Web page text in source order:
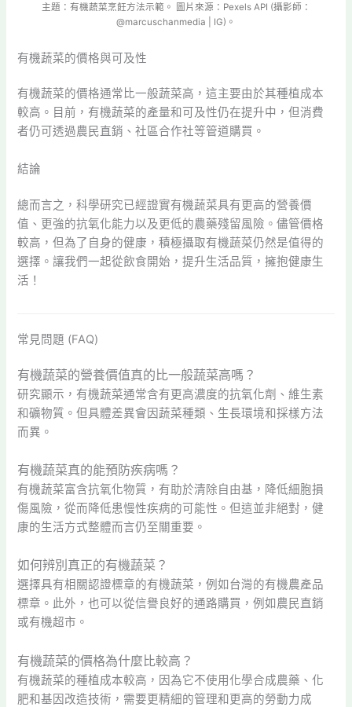
主題：有機蔬菜烹飪方法示範。 圖片來源：Pexels API (攝影師：
@marcuschanmedia | IG)。
有機蔬菜的價格與可及性
有機蔬菜的價格通常比一般蔬菜高，這主要由於其種植成本
較高。目前，有機蔬菜的產量和可及性仍在提升中，但消費
者仍可透過農民直銷、社區合作社等管道購買。
結論
總而言之，科學研究已經證實有機蔬菜具有更高的營養價
值、更強的抗氧化能力以及更低的農藥殘留風險。儘管價格
較高，但為了自身的健康，積極攝取有機蔬菜仍然是值得的
選擇。讓我們一起從飲食開始，提升生活品質，擁抱健康生
活！
常見問題 (FAQ)
有機蔬菜的營養價值真的比一般蔬菜高嗎？
研究顯示，有機蔬菜通常含有更高濃度的抗氧化劑、維生素
和礦物質。但具體差異會因蔬菜種類、生長環境和採樣方法
而異。
有機蔬菜真的能預防疾病嗎？
有機蔬菜富含抗氧化物質，有助於清除自由基，降低細胞損
傷風險，從而降低患慢性疾病的可能性。但這並非絕對，健
康的生活方式整體而言仍至關重要。
如何辨別真正的有機蔬菜？
選擇具有相關認證標章的有機蔬菜，例如台灣的有機農產品
標章。此外，也可以從信譽良好的通路購買，例如農民直銷
或有機超市。
有機蔬菜的價格為什麼比較高？
有機蔬菜的種植成本較高，因為它不使用化學合成農藥、化
肥和基因改造技術，需要更精細的管理和更高的勞動力成